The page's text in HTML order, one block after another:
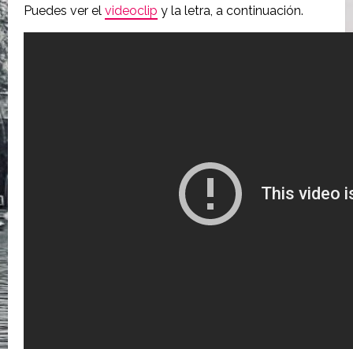
Puedes ver el videoclip y la letra, a continuación.